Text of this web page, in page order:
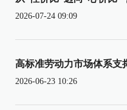
2026-07-24 09:09
高标准劳动力市场体系支
2026-06-23 10:26